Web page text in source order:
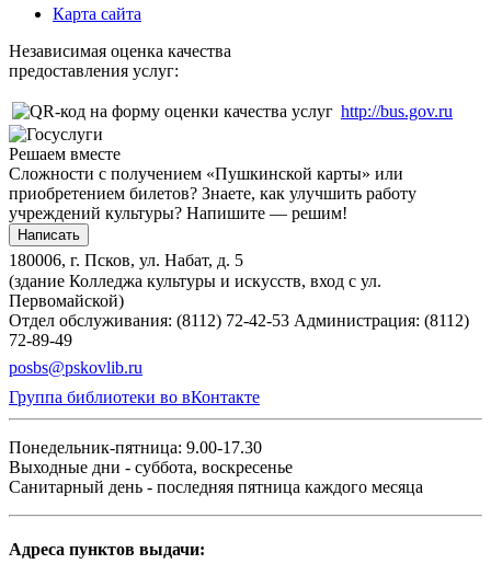
Карта сайта
Независимая оценка качества
предоставления услуг:
http://bus.gov.ru
Решаем вместе
Сложности с получением «Пушкинской карты» или
приобретением билетов? Знаете, как улучшить работу
учреждений культуры? Напишите — решим!
Написать
180006, г. Псков, ул. Набат, д. 5
(здание Колледжа культуры и искусств, вход с ул.
Первомайской)
Отдел обслуживания: (8112) 72-42-53 Администрация: (8112)
72-89-49
posbs@pskovlib.ru
Группа библиотеки во вКонтакте
Понедельник-пятница: 9.00-17.30
Выходные дни - суббота, воскресенье
Санитарный день - последняя пятница каждого месяца
Адреса пунктов выдачи: